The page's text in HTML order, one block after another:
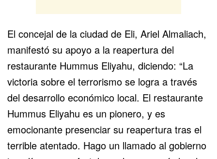
El concejal de la ciudad de Eli, Ariel Almaliach,
manifestó su apoyo a la reapertura del
restaurante Hummus Eliyahu, diciendo: “La
victoria sobre el terrorismo se logra a través
del desarrollo económico local. El restaurante
Hummus Eliyahu es un pionero, y es
emocionante presenciar su reapertura tras el
terrible atentado. Hago un llamado al gobierno